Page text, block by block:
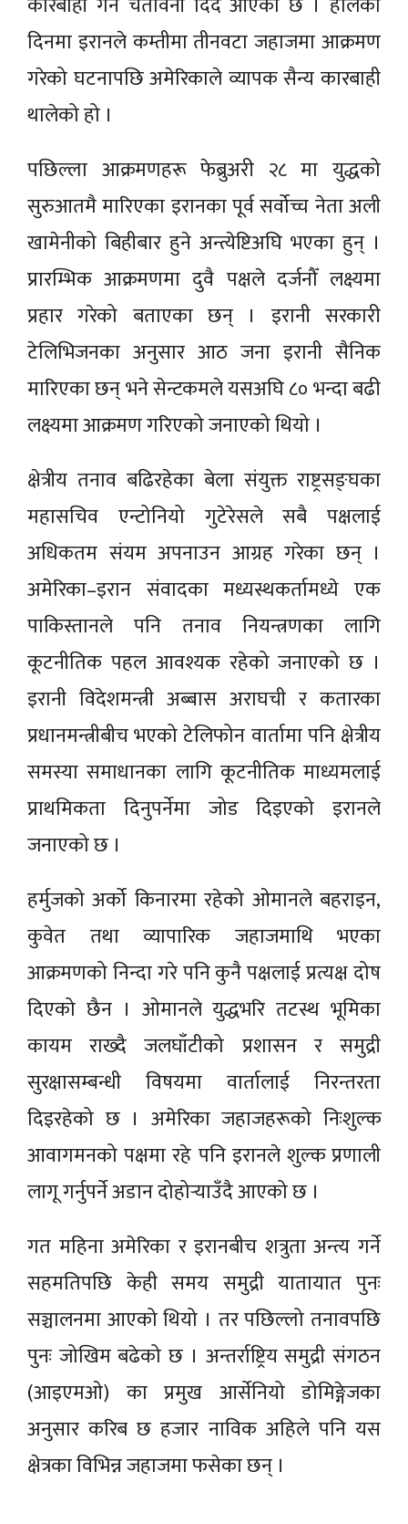
दिनमा इरानले कम्तीमा तीनवटा जहाजमा आक्रमण
गरेको घटनापछि अमेरिकाले व्यापक सैन्य कारबाही
थालेको हो ।
पछिल्ला आक्रमणहरू फेब्रुअरी २८ मा युद्धको
सुरुआतमै मारिएका इरानका पूर्व सर्वोच्च नेता अली
खामेनीको बिहीबार हुने अन्त्येष्टिअघि भएका हुन् ।
प्रारम्भिक आक्रमणमा दुवै पक्षले दर्जनौँ लक्ष्यमा
प्रहार गरेको बताएका छन् । इरानी सरकारी
टेलिभिजनका अनुसार आठ जना इरानी सैनिक
मारिएका छन् भने सेन्टकमले यसअघि ८० भन्दा बढी
लक्ष्यमा आक्रमण गरिएको जनाएको थियो ।
क्षेत्रीय तनाव बढिरहेका बेला संयुक्त राष्ट्रसङ्घका
महासचिव एन्टोनियो गुटेरेसले सबै पक्षलाई
अधिकतम संयम अपनाउन आग्रह गरेका छन् ।
अमेरिका–इरान संवादका मध्यस्थकर्तामध्ये एक
पाकिस्तानले पनि तनाव नियन्त्रणका लागि
कूटनीतिक पहल आवश्यक रहेको जनाएको छ ।
इरानी विदेशमन्त्री अब्बास अराघची र कतारका
प्रधानमन्त्रीबीच भएको टेलिफोन वार्तामा पनि क्षेत्रीय
समस्या समाधानका लागि कूटनीतिक माध्यमलाई
प्राथमिकता दिनुपर्नेमा जोड दिइएको इरानले
जनाएको छ ।
हर्मुजको अर्को किनारमा रहेको ओमानले बहराइन,
कुवेत तथा व्यापारिक जहाजमाथि भएका
आक्रमणको निन्दा गरे पनि कुनै पक्षलाई प्रत्यक्ष दोष
दिएको छैन । ओमानले युद्धभरि तटस्थ भूमिका
कायम राख्दै जलघाँटीको प्रशासन र समुद्री
सुरक्षासम्बन्धी विषयमा वार्तालाई निरन्तरता
दिइरहेको छ । अमेरिका जहाजहरूको निःशुल्क
आवागमनको पक्षमा रहे पनि इरानले शुल्क प्रणाली
लागू गर्नुपर्ने अडान दोहोर्‍याउँदै आएको छ ।
गत महिना अमेरिका र इरानबीच शत्रुता अन्त्य गर्ने
सहमतिपछि केही समय समुद्री यातायात पुनः
सञ्चालनमा आएको थियो । तर पछिल्लो तनावपछि
पुनः जोखिम बढेको छ । अन्तर्राष्ट्रिय समुद्री संगठन
(आइएमओ) का प्रमुख आर्सेनियो डोमिङ्गेजका
अनुसार करिब छ हजार नाविक अहिले पनि यस
क्षेत्रका विभिन्न जहाजमा फसेका छन् ।